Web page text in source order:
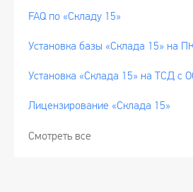
FAQ по «Складу 15»
Установка базы «Склада 15» на
Установка «Склада 15» на ТСД с
Лицензирование «Склада 15»
Смотреть все